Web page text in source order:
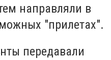
направляли в
"прилетах".
передавали